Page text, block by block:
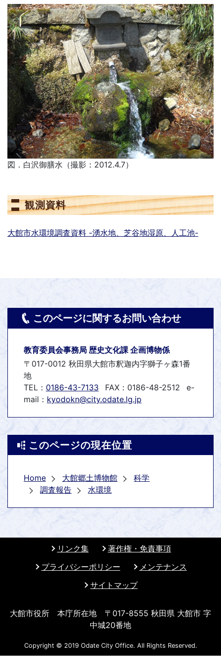
図．白沢御膳水（撮影：2012.4.7）
観測資料
大館市水環境調査資料 -湧水地、芝谷地湿原、人工池-
このページに関するお問い合わせ
教育委員会事務局 歴史文化課 企画博物係
〒017-0012 秋田県大館市釈迦内字獅子ヶ森1番
地
TEL： 0186-43-7133 FAX：0186-48-2512
e-
mail： kyodokn@city.odate.lg.jp
このページの現在位置
Home 大館郷土博物館
科学
調査報告
水環境
リンク集
著作権・免責事項
プライバシーポリシー
メンテナンス
サイトマップ
大館市役所 本庁所在地 〒017-8555 秋田県 大館市 字
中城20番地
Copyright © 2019 Odate City Office. All Rights Reserved.